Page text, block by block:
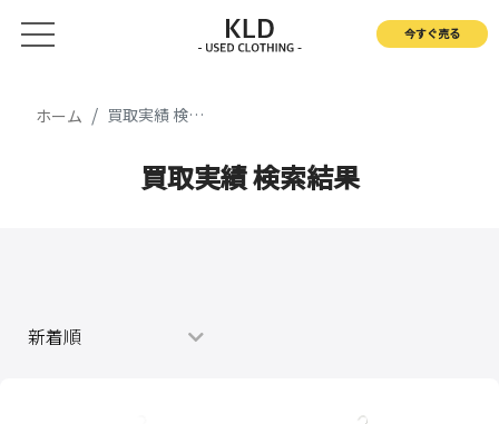
今すぐ売る
ホーム 買取実績 検索結果
買取実績 検索結果